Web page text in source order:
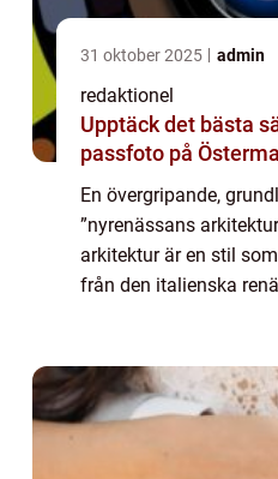
31 oktober 2025 admin
redaktionel
Upptäck det bästa
passfoto på
En övergripande,
”nyrenässans
arkitektur är en stil
från den italienska